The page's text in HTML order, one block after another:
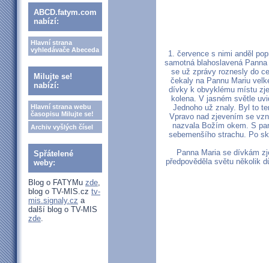
ABCD.fatym.com
nabízí:
Hlavní strana
vyhledávače Abeceda
Milujte se!
nabízí:
Hlavní strana webu
časopisu Milujte se!
Archiv vyšlých čísel
Spřátelené
weby:
Blog o FATYMu zde,
blog o TV-MIS.cz tv-
mis.signaly.cz a
další blog o TV-MIS
zde.
1. července s nimi anděl
samotná blahoslavená
se už zprávy roznesly do
čekaly na Pannu Mariu
dívky k obvyklému místu
kolena. V jasném světle
Jednoho už znaly. Byl to
Vpravo nad zjevením se
nazvala Božím okem. S
sebemenšího strachu. Po
Panna Maria se dívkám
předpověděla světu několik